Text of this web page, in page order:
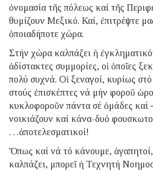
ὀνομασία τῆς πόλεως καί τῆς
θυμίζουν Μεξικό. Καί, ἐπιτρέψτε
ὁποιαδήποτε χώρα.
Στήν χώρα καλπάζει ἡ
ἀδίστακτες συμμορίες, οἱ ὁποῖες
πολύ συχνά. Οἱ ξεναγοί, κυρίως
στούς ἐπισκέπτες νά μήν φοροῦ
κυκλοφοροῦν πάντα σέ ὁμάδες καί
νοικιάζουν καί κάνα-δυό
…ἀποτελεσματικοί!
Ὅπως καί νά τό κάνουμε,
καλπάζει, μπορεῖ ἡ Τεχνητή